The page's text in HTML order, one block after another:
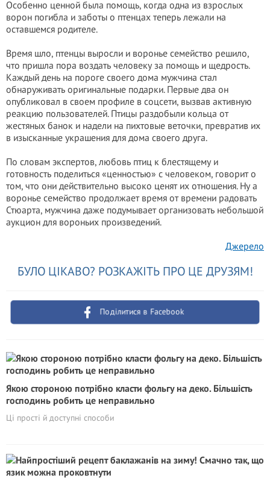
Особенно ценной была помощь, когда одна из взрослых
ворон погибла и заботы о птенцах теперь лежали на
оставшемся родителе.
Время шло, птенцы выросли и воронье семейство решило,
что пришла пора воздать человеку за помощь и щедрость.
Каждый день на пороге своего дома мужчина стал
обнаруживать оригинальные подарки. Первые два он
опубликовал в своем профиле в соцсети, вызвав активную
реакцию пользователей. Птицы раздобыли кольца от
жестяных банок и надели на пихтовые веточки, превратив их
в изысканные украшения для дома своего друга.
По словам экспертов, любовь птиц к блестящему и
готовность поделиться «ценностью» с человеком, говорит о
том, что они действительно высоко ценят их отношения. Ну а
воронье семейство продолжает время от времени радовать
Стюарта, мужчина даже подумывает организовать небольшой
аукцион для вороньих произведений.
Джерело
БУЛО ЦІКАВО? РОЗКАЖІТЬ ПРО ЦЕ ДРУЗЯМ!
Поділитися в Facebook
Якою стороною потрібно класти фольгу на деко. Більшість
господинь робить це неправильно
Ці прості й доступні способи